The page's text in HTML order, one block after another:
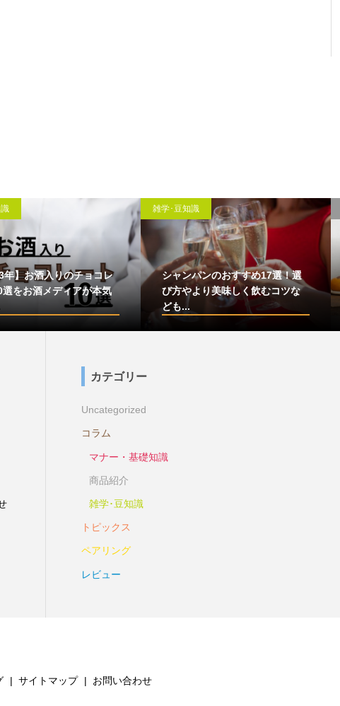
年】お酒入りのチョコレ
選をお酒メディアが本気
雑学･豆知識
シャンパンのおすすめ17選！選
び方やより美味しく飲むコツな
ども...
カテゴリー
Uncategorized
コラム
マナー・基礎知識
商品紹介
雑学･豆知識
トピックス
ペアリング
レビュー
サイトマップ お問い合わせ